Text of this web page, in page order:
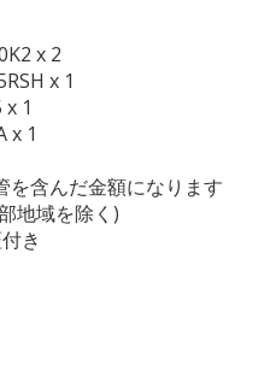
x 2
x 1
x 1
x 1
を含んだ金額になります
地域を除く)
き